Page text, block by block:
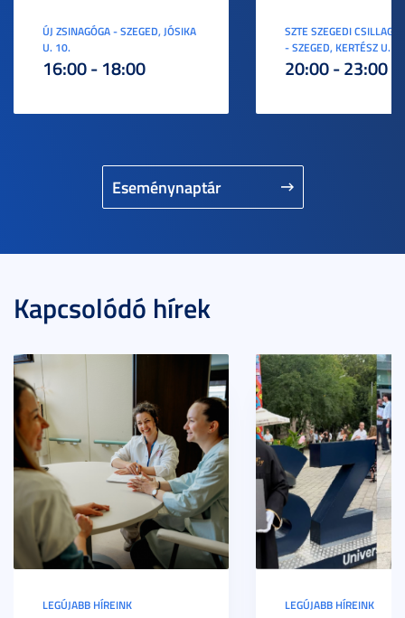
Eseménynaptár
ÚJ ZSINAGÓGA - SZEGED, JÓSIKA
U. 10.
16:00 - 18:00
SZTE SZEGEDI
- SZEGED, KERTÉSZ U. 3.
20:00 - 23:00
Kapcsolódó hírek
LEGÚJABB HÍREINK LEGÚJABB HÍREINK